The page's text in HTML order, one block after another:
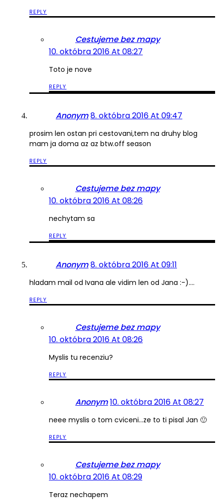
REPLY
Cestujeme bez mapy
10. októbra 2016 At 08:27
Toto je nove
REPLY
Anonym8. októbra 2016 At 09:47
prosim len ostan pri cestovani,tem na druhy blog
mam ja doma az az btw.off season
REPLY
Cestujeme bez mapy
10. októbra 2016 At 08:26
nechytam sa
REPLY
Anonym8. októbra 2016 At 09:11
hladam mail od Ivana ale vidim len od Jana :-)….
REPLY
Cestujeme bez mapy
10. októbra 2016 At 08:26
Myslis tu recenziu?
REPLY
Anonym10. októbra 2016 At 08:27
neee myslis o tom cviceni…ze to ti pisal Jan 🙂
REPLY
Cestujeme bez mapy
10. októbra 2016 At 08:29
Teraz nechapem